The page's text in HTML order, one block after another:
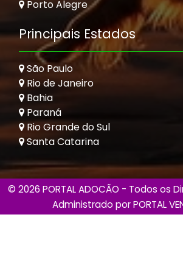
Porto Alegre
Principais Estados
São Paulo
Rio de Janeiro
Bahia
Paraná
Rio Grande do Sul
Santa Catarina
© 2026 PORTAL ADOCÃO - Todos os
Administrado porPORTAL